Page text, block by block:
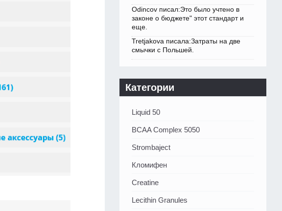
Odincov писал:Это было учтено в
законе о бюджете" этот стандарт и
еще.
Tretjakova писала:Затраты на две
смычки с Польшей.
Категории
Liquid 50
BCAA Complex 5050
Strombaject
Кломифен
Creatine
Lecithin Granules